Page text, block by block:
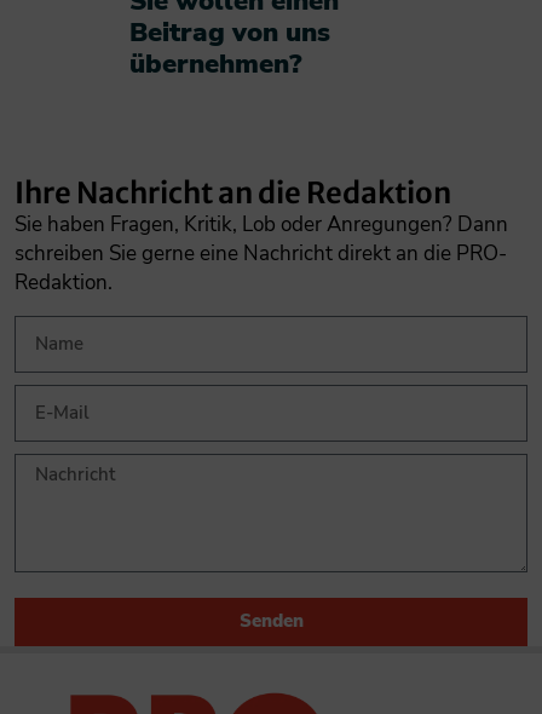
Beitrag von uns
übernehmen?​
Ihre Nachricht an die Redaktion
Sie haben Fragen, Kritik, Lob oder Anregungen? Dann
schreiben Sie gerne eine Nachricht direkt an die PRO-
Redaktion.
Senden